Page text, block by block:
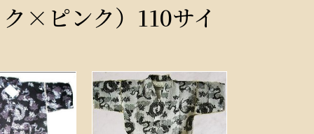
×ピンク）110サイ